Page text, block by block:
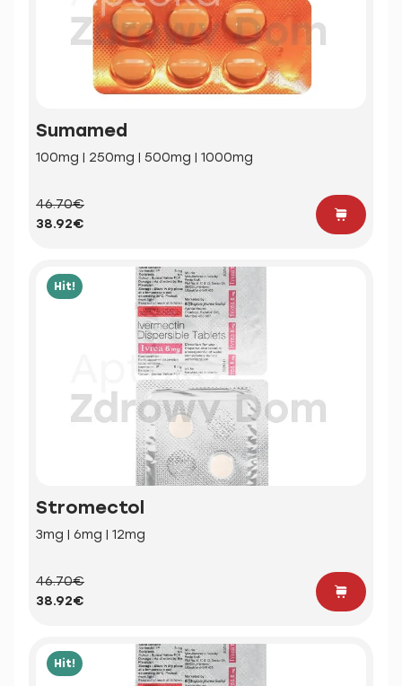
Sumamed
100mg | 250mg | 500mg | 1000mg
46.70€
38.92€
Hit!
Stromectol
3mg | 6mg | 12mg
46.70€
38.92€
Hit!